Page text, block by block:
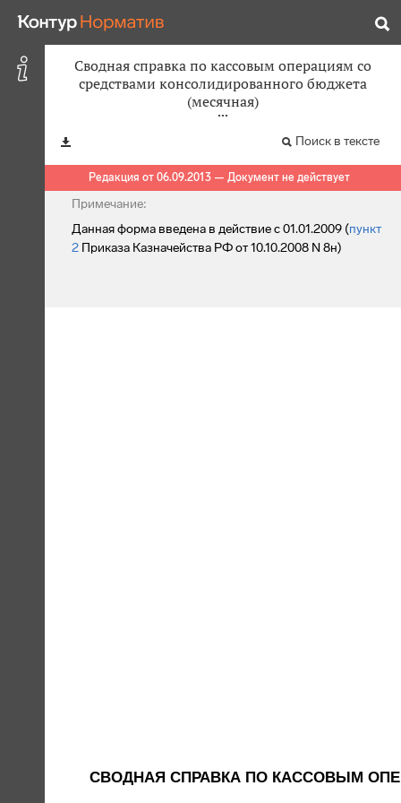
Сводная справка по кассовым операциям со
средствами консолидированного бюджета
(месячная)
Поиск в тексте
Редакция от 06.09.2013 — Документ не действует
Примечание:
Данная форма введена в действие с 01.01.2009 (пункт
2 Приказа Казначейства РФ от 10.10.2008 N 8н)
СВОДНАЯ СПРАВКА ПО КАССОВЫМ